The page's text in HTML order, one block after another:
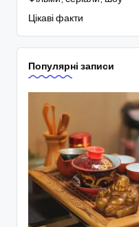
Цікаві факти
Популярні записи